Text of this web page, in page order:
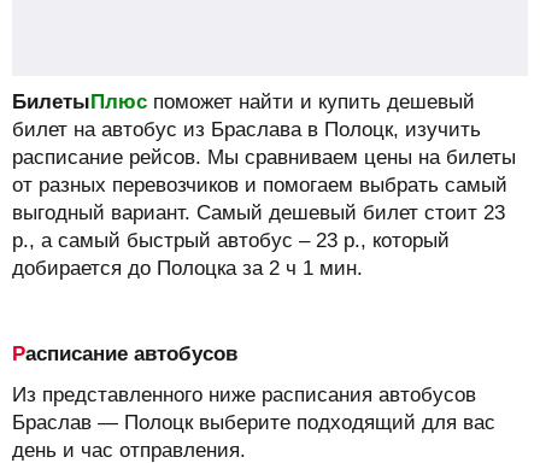
БилетыПлюс поможет найти и купить дешевый
билет на автобус из Браслава в Полоцк, изучить
расписание рейсов. Мы сравниваем цены на билеты
от разных перевозчиков и помогаем выбрать самый
выгодный вариант. Самый дешевый билет стоит 23
р., а самый быстрый автобус – 23 р., который
добирается до Полоцка за 2 ч 1 мин.
Расписание автобусов
Из представленного ниже расписания автобусов
Браслав — Полоцк выберите подходящий для вас
день и час отправления.